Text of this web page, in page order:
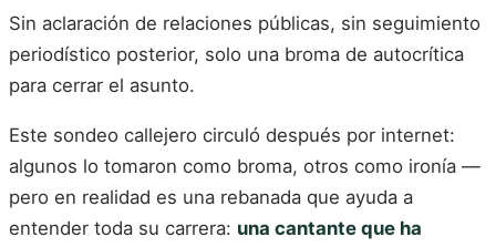
Sin aclaración de relaciones públicas, sin seguimiento
periodístico posterior, solo una broma de autocrítica
para cerrar el asunto.
Este sondeo callejero circuló después por internet:
algunos lo tomaron como broma, otros como ironía —
pero en realidad es una rebanada que ayuda a
entender toda su carrera: una cantante que ha